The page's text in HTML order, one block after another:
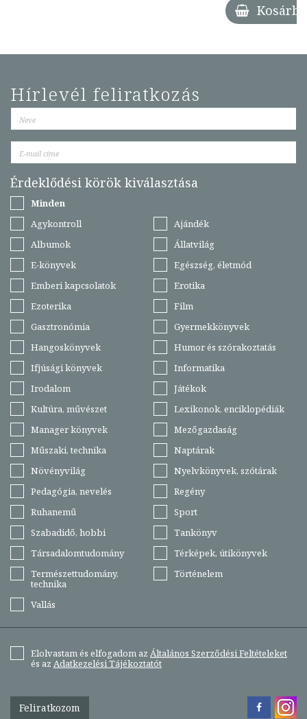
Kosárba
Hírlevél feliratkozás
Érdeklődési körök kiválasztása
Minden
Agykontroll
Ajándék
Albumok
Állatvilág
E-könyvek
Egészség, életmód
Emberi kapcsolatok
Erotika
Ezoterika
Film
Gasztronómia
Gyermekkönyvek
Hangoskönyvek
Humor és szórakoztatás
Ifjúsági könyvek
Informatika
Irodalom
Játékok
Kultúra, művészet
Lexikonok, enciklopédiák
Manager könyvek
Mezőgazdaság
Műszaki, technika
Naptárak
Növényvilág
Nyelvkönyvek, szótárak
Pedagógia, nevelés
Regény
Ruhanemű
Sport
Szabadidő, hobbi
Tankönyv
Társadalomtudomány
Térképek, útikönyvek
Természettudomány,
technika
Történelem
Vallás
Elolvastam és elfogadom az Általános Szerződési Feltételeket
és az Adatkezelési Tájékoztatót
Feliratkozom